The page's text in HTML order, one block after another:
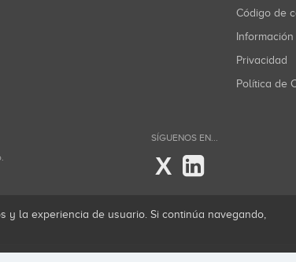
Código de
Privacidad
Política de
SÍGUENOS EN...
X
y la experiencia de usuario. Si continúa navegando,